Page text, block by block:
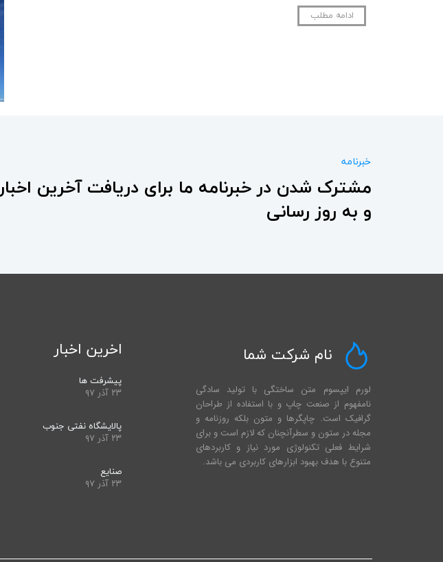
ادامه مطلب
مشترک شدن در خبرنامه ما برای دریافت آخرین اخبار
و به روز رسانی
خبرنامه
لورم ایپسوم متن ساختگی با تولید سادگی
نامفهوم از صنعت چاپ و با استفاده از طراحان
گرافیک است. چاپگرها و متون بلکه روزنامه و
مجله در ستون و سطرآنچنان که لازم است و برای
شرایط فعلی تکنولوژی مورد نیاز و کاربردهای
متنوع با هدف بهبود ابزارهای کاربردی می باشد.
نام شرکت شما
پیشرفت ها
۲۳ آذر ۹۷
پالایشگاه نفتی جنوب
۲۳ آذر ۹۷
صنایع
۲۳ آذر ۹۷
اخرین اخبار